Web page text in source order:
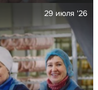
29 июля '26